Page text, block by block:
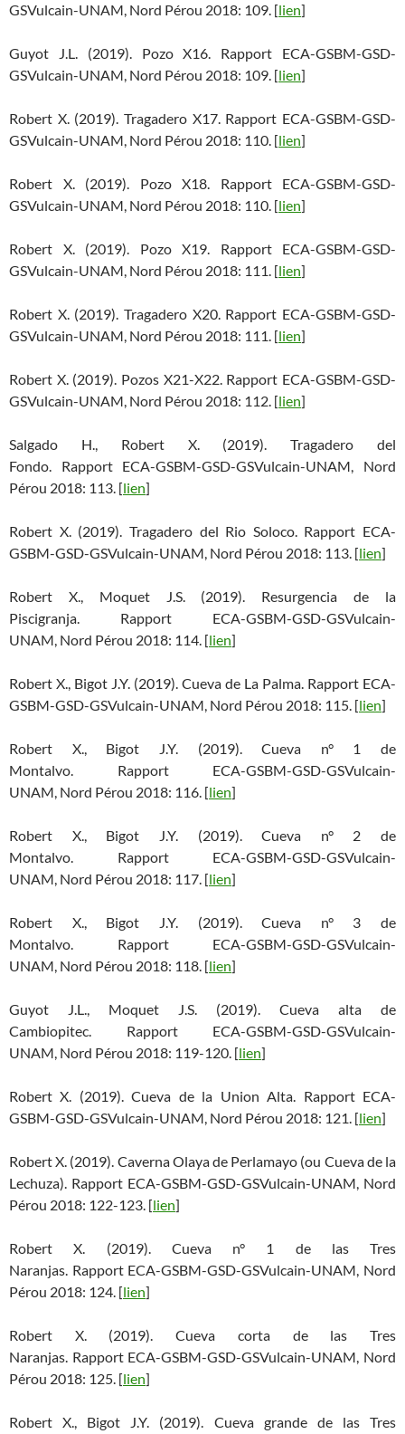
GSVulcain-UNAM, Nord Pérou 2018: 109. [lien]
Guyot J.L. (2019). Pozo X16. Rapport ECA-GSBM-GSD-
GSVulcain-UNAM, Nord Pérou 2018: 109. [lien]
Robert X. (2019). Tragadero X17. Rapport ECA-GSBM-GSD-
GSVulcain-UNAM, Nord Pérou 2018: 110. [lien]
Robert X. (2019). Pozo X18. Rapport ECA-GSBM-GSD-
GSVulcain-UNAM, Nord Pérou 2018: 110. [lien]
Robert X. (2019). Pozo X19. Rapport ECA-GSBM-GSD-
GSVulcain-UNAM, Nord Pérou 2018: 111. [lien]
Robert X. (2019). Tragadero X20. Rapport ECA-GSBM-GSD-
GSVulcain-UNAM, Nord Pérou 2018: 111. [lien]
Robert X. (2019). Pozos X21-X22. Rapport ECA-GSBM-GSD-
GSVulcain-UNAM, Nord Pérou 2018: 112. [lien]
Salgado H., Robert X. (2019). Tragadero del
Fondo. Rapport ECA-GSBM-GSD-GSVulcain-UNAM, Nord
Pérou 2018: 113. [lien]
Robert X. (2019). Tragadero del Rio Soloco. Rapport ECA-
GSBM-GSD-GSVulcain-UNAM, Nord Pérou 2018: 113. [lien]
Robert X., Moquet J.S. (2019). Resurgencia de la
Piscigranja. Rapport ECA-GSBM-GSD-GSVulcain-
UNAM, Nord Pérou 2018: 114. [lien]
Robert X., Bigot J.Y. (2019). Cueva de La Palma. Rapport ECA-
GSBM-GSD-GSVulcain-UNAM, Nord Pérou 2018: 115. [lien]
Robert X., Bigot J.Y. (2019). Cueva n° 1 de
Montalvo. Rapport ECA-GSBM-GSD-GSVulcain-
UNAM, Nord Pérou 2018: 116. [lien]
Robert X., Bigot J.Y. (2019). Cueva n° 2 de
Montalvo. Rapport ECA-GSBM-GSD-GSVulcain-
UNAM, Nord Pérou 2018: 117. [lien]
Robert X., Bigot J.Y. (2019). Cueva n° 3 de
Montalvo. Rapport ECA-GSBM-GSD-GSVulcain-
UNAM, Nord Pérou 2018: 118. [lien]
Guyot J.L., Moquet J.S. (2019). Cueva alta de
Cambiopitec. Rapport ECA-GSBM-GSD-GSVulcain-
UNAM, Nord Pérou 2018: 119-120. [lien]
Robert X. (2019). Cueva de la Union Alta. Rapport ECA-
GSBM-GSD-GSVulcain-UNAM, Nord Pérou 2018: 121. [lien]
Robert X. (2019). Caverna Olaya de Perlamayo (ou Cueva de la
Lechuza). Rapport ECA-GSBM-GSD-GSVulcain-UNAM, Nord
Pérou 2018: 122-123. [lien]
Robert X. (2019). Cueva n° 1 de las Tres
Naranjas. Rapport ECA-GSBM-GSD-GSVulcain-UNAM, Nord
Pérou 2018: 124. [lien]
Robert X. (2019). Cueva corta de las Tres
Naranjas. Rapport ECA-GSBM-GSD-GSVulcain-UNAM, Nord
Pérou 2018: 125. [lien]
Robert X., Bigot J.Y. (2019). Cueva grande de las Tres